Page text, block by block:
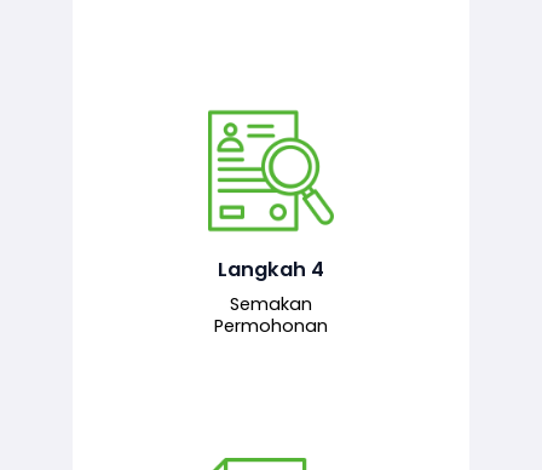
Langkah 4
Semakan
Permohonan
Pegawai penyemak menyemak
maklumat yang dikemukakan. Jika
semua maklumat adalah lengkap dan
kepada pegawai pelulus untuk
tindakan seterusnya.